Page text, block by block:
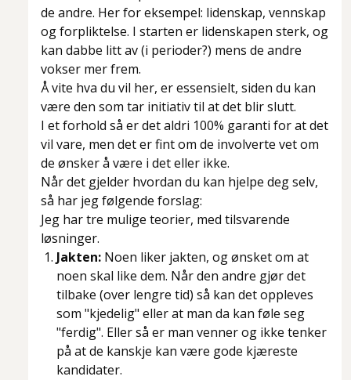
de andre. Her for eksempel: lidenskap, vennskap
og forpliktelse. I starten er lidenskapen sterk, og
kan dabbe litt av (i perioder?) mens de andre
vokser mer frem.
Å vite hva du vil her, er essensielt, siden du kan
være den som tar initiativ til at det blir slutt.
I et forhold så er det aldri 100% garanti for at det
vil vare, men det er fint om de involverte vet om
de ønsker å være i det eller ikke.
Når det gjelder hvordan du kan hjelpe deg selv,
så har jeg følgende forslag:
Jeg har tre mulige teorier, med tilsvarende
løsninger.
Jakten: Noen liker jakten, og ønsket om at
noen skal like dem. Når den andre gjør det
tilbake (over lengre tid) så kan det oppleves
som "kjedelig" eller at man da kan føle seg
"ferdig". Eller så er man venner og ikke tenker
på at de kanskje kan være gode kjæreste
kandidater.